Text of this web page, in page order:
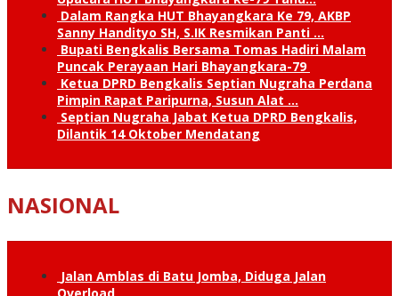
Dalam Rangka HUT Bhayangkara Ke 79, AKBP
Sanny Handityo SH, S.IK Resmikan Panti …
Bupati Bengkalis Bersama Tomas Hadiri Malam
Puncak Perayaan Hari Bhayangkara-79
Ketua DPRD Bengkalis Septian Nugraha Perdana
Pimpin Rapat Paripurna, Susun Alat …
Septian Nugraha Jabat Ketua DPRD Bengkalis,
Dilantik 14 Oktober Mendatang
NASIONAL
Jalan Amblas di Batu Jomba, Diduga Jalan